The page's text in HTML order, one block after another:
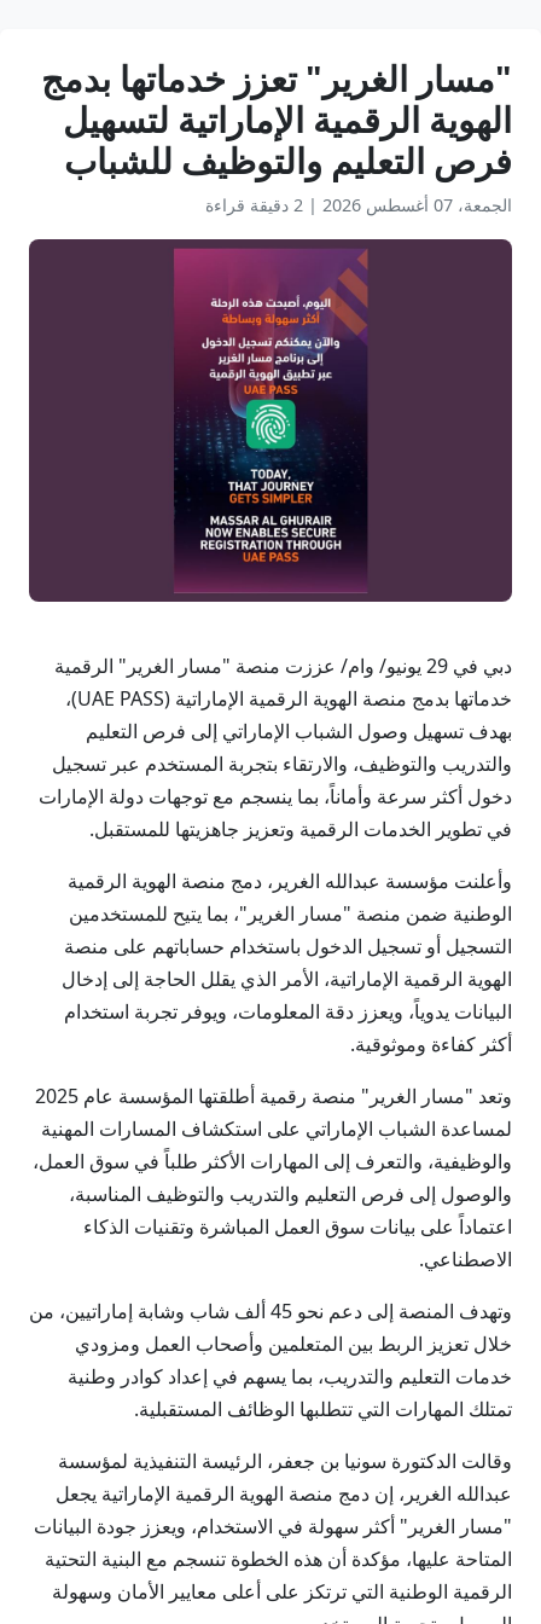
"مسار الغرير" تعزز خدماتها بدمج
الهوية الرقمية الإماراتية لتسهيل
فرص التعليم والتوظيف للشباب
الجمعة، 07 أغسطس 2026 | 2 دقيقة قراءة
دبي في 29 يونيو/ وام/ عززت منصة "مسار الغرير" الرقمية
خدماتها بدمج منصة الهوية الرقمية الإماراتية (UAE PASS)،
بهدف تسهيل وصول الشباب الإماراتي إلى فرص التعليم
والتدريب والتوظيف، والارتقاء بتجربة المستخدم عبر تسجيل
دخول أكثر سرعة وأماناً، بما ينسجم مع توجهات دولة الإمارات
في تطوير الخدمات الرقمية وتعزيز جاهزيتها للمستقبل.
وأعلنت مؤسسة عبدالله الغرير، دمج منصة الهوية الرقمية
الوطنية ضمن منصة "مسار الغرير"، بما يتيح للمستخدمين
التسجيل أو تسجيل الدخول باستخدام حساباتهم على منصة
الهوية الرقمية الإماراتية، الأمر الذي يقلل الحاجة إلى إدخال
البيانات يدوياً، ويعزز دقة المعلومات، ويوفر تجربة استخدام
أكثر كفاءة وموثوقية.
وتعد "مسار الغرير" منصة رقمية أطلقتها المؤسسة عام 2025
لمساعدة الشباب الإماراتي على استكشاف المسارات المهنية
والوظيفية، والتعرف إلى المهارات الأكثر طلباً في سوق العمل،
والوصول إلى فرص التعليم والتدريب والتوظيف المناسبة،
اعتماداً على بيانات سوق العمل المباشرة وتقنيات الذكاء
الاصطناعي.
وتهدف المنصة إلى دعم نحو 45 ألف شاب وشابة إماراتيين، من
خلال تعزيز الربط بين المتعلمين وأصحاب العمل ومزودي
خدمات التعليم والتدريب، بما يسهم في إعداد كوادر وطنية
تمتلك المهارات التي تتطلبها الوظائف المستقبلية.
وقالت الدكتورة سونيا بن جعفر، الرئيسة التنفيذية لمؤسسة
عبدالله الغرير، إن دمج منصة الهوية الرقمية الإماراتية يجعل
"مسار الغرير" أكثر سهولة في الاستخدام، ويعزز جودة البيانات
المتاحة عليها، مؤكدة أن هذه الخطوة تنسجم مع البنية التحتية
الرقمية الوطنية التي ترتكز على أعلى معايير الأمان وسهولة